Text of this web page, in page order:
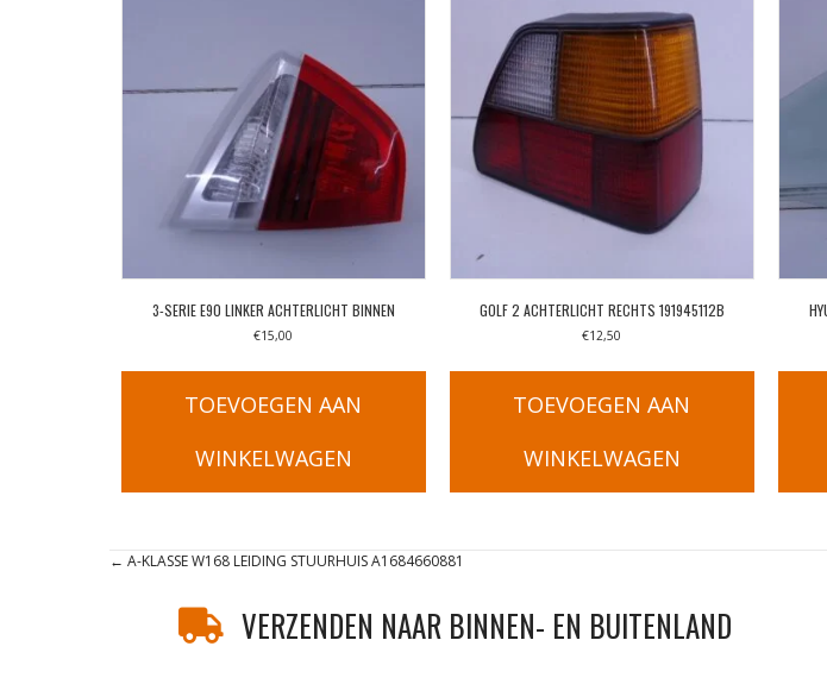
3-SERIE E90 LINKER ACHTERLICHT BINNEN
€15,00
TOEVOEGEN AAN
WINKELWAGEN
GOLF 2 ACHTERLICHT RECHTS 191945112B
€12,50
TOEVOEGEN AAN
WINKELWAGEN
Posts
navigation
← A-KLASSE W168 LEIDING STUURHUIS A1684660881
VERZENDEN NAAR BINNEN- EN BUITENLAND